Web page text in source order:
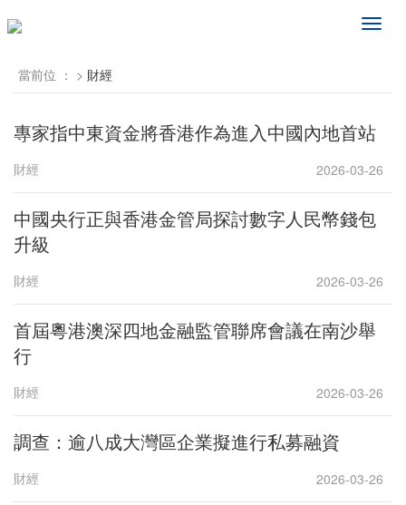
频
當前位 ： > 財經
專家指中東資金將香港作為進入中國內地首站
財經 2026-03-26
中國央行正與香港金管局探討數字人民幣錢包
升級
財經 2026-03-26
首屆粵港澳深四地金融監管聯席會議在南沙舉
行
財經 2026-03-26
調查：逾八成大灣區企業擬進行私募融資
財經 2026-03-26